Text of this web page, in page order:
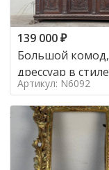
139 000₽
Большой комод,
дрессуар в стиле
ренессанс,
Артикул: N6092